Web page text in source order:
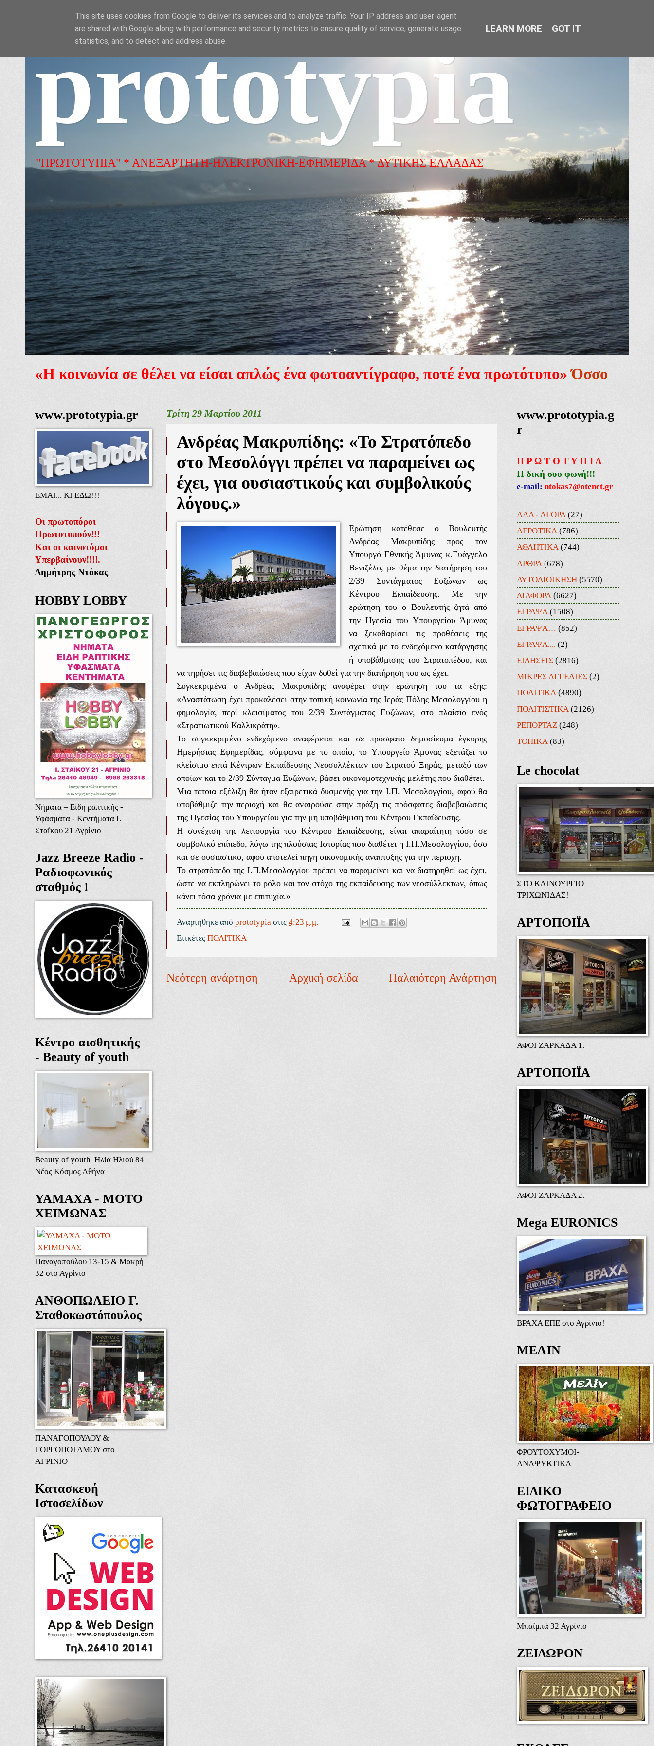
prototypia
"ΠΡΩΤΟΤΥΠΙΑ" * ΑΝΕΞΑΡΤΗΤΗ-ΗΛΕΚΤΡΟΝΙΚΗ-ΕΦΗΜΕΡΙΔΑ * ΔΥΤΙΚΗΣ ΕΛΛΑΔΑΣ
«Η κοινωνία σε θέλει να είσαι απλώς ένα φωτοαντίγραφο, ποτέ ένα πρωτότυπο» Όσσο
Τρίτη 29 Μαρτίου 2011
Ανδρέας Μακρυπίδης: «Το Στρατόπεδο
στο Μεσολόγγι πρέπει να παραμείνει ως
έχει, για ουσιαστικούς και συμβολικούς
λόγους.»
Ερώτηση κατέθεσε ο Βουλευτής
Ανδρέας Μακρυπίδης προς τον
Υπουργό Εθνικής Άμυνας κ.Ευάγγελο
Βενιζέλο, με θέμα την διατήρηση του
2/39 Συντάγματος Ευζώνων ως
Κέντρου Εκπαίδευσης. Με την
ερώτηση του ο Βουλευτής ζητά από
την Ηγεσία του Υπουργείου Άμυνας
να ξεκαθαρίσει τις προθέσεις της
σχετικά με το ενδεχόμενο κατάργησης
ή υποβάθμισης του Στρατοπέδου, και
να τηρήσει τις διαβεβαιώσεις που είχαν δοθεί για την διατήρηση του ως έχει.
Συγκεκριμένα ο Ανδρέας Μακρυπίδης αναφέρει στην ερώτηση του τα εξής:
«Αναστάτωση έχει προκαλέσει στην τοπική κοινωνία της Ιεράς Πόλης Μεσολογγίου η
φημολογία, περί κλεισίματος του 2/39 Συντάγματος Ευζώνων, στο πλαίσιο ενός
«Στρατιωτικού Καλλικράτη».
Το συγκεκριμένο ενδεχόμενο αναφέρεται και σε πρόσφατο δημοσίευμα έγκυρης
Ημερήσιας Εφημερίδας, σύμφωνα με το οποίο, το Υπουργείο Άμυνας εξετάζει το
κλείσιμο επτά Κέντρων Εκπαίδευσης Νεοσυλλέκτων του Στρατού Ξηράς, μεταξύ των
οποίων και το 2/39 Σύνταγμα Ευζώνων, βάσει οικονομοτεχνικής μελέτης που διαθέτει.
Μια τέτοια εξέλιξη θα ήταν εξαιρετικά δυσμενής για την Ι.Π. Μεσολογγίου, αφού θα
υποβάθμιζε την περιοχή και θα αναιρούσε στην πράξη τις πρόσφατες διαβεβαιώσεις
της Ηγεσίας του Υπουργείου για την μη υποβάθμιση του Κέντρου Εκπαίδευσης.
Η συνέχιση της λειτουργία του Κέντρου Εκπαίδευσης, είναι απαραίτητη τόσο σε
συμβολικό επίπεδο, λόγω της πλούσιας Ιστορίας που διαθέτει η Ι.Π.Μεσολογγίου, όσο
και σε ουσιαστικό, αφού αποτελεί πηγή οικονομικής ανάπτυξης για την περιοχή.
Το στρατόπεδο της Ι.Π.Μεσολογγίου πρέπει να παραμείνει και να διατηρηθεί ως έχει,
ώστε να εκπληρώνει το ρόλο και τον στόχο της εκπαίδευσης των νεοσύλλεκτων, όπως
κάνει τόσα χρόνια με επιτυχία.»
Αναρτήθηκε από prototypia στις 4:23 μ.μ.
Ετικέτες ΠΟΛΙΤΙΚΑ
Νεότερη ανάρτηση Παλαιότερη Ανάρτηση
Αρχική σελίδα
www.prototypia.gr
ΕΜΑΙ... ΚΙ ΕΔΩ!!!
Οι πρωτοπόροι
Πρωτοτυπούν!!!
Και οι καινοτόμοι
Υπερβαίνουν!!!!.
Δημήτρης Ντόκας
HOBBY LOBBY
Νήματα – Είδη ραπτικής -
Υφάσματα - Κεντήματα Ι.
Σταΐκου 21 Αγρίνιο
Jazz Breeze Radio -
Ραδιοφωνικός
σταθμός !
Κέντρο αισθητικής
- Beauty of youth
Beauty of youth Ηλία Ηλιού 84
Νέος Κόσμος Αθήνα
ΥΑΜΑΧΑ - ΜΟΤΟ
ΧΕΙΜΩΝΑΣ
Παναγοπούλου 13-15 & Μακρή
32 στο Αγρίνιο
ΑΝΘΟΠΩΛΕΙΟ Γ.
Σταθοκωστόπουλος
ΠΑΝΑΓΟΠΟΥΛΟΥ &
ΓΟΡΓΟΠΟΤΑΜΟΥ στο
ΑΓΡΙΝΙΟ
Κατασκευή
Ιστοσελίδων
www.prototypia.g
r
Π Ρ Ω Τ Ο Τ Υ Π Ι Α
Η δική σου φωνή!!!
e-mail: ntokas7@otenet.gr
ΑΑΑ - ΑΓΟΡΑ (27)
ΑΓΡΟΤΙΚΑ (786)
ΑΘΛΗΤΙΚΑ (744)
ΑΡΘΡΑ (678)
ΑΥΤΟΔΙΟΙΚΗΣΗ (5570)
ΔΙΑΦΟΡΑ (6627)
ΕΓΡΑΨΑ (1508)
ΕΓΡΑΨΑ… (852)
ΕΓΡΑΨΑ.... (2)
ΕΙΔΗΣΕΙΣ (2816)
ΜΙΚΡΕΣ ΑΓΓΕΛΙΕΣ (2)
ΠΟΛΙΤΙΚΑ (4890)
ΠΟΛΙΤΙΣΤΙΚΑ (2126)
ΡΕΠΟΡΤΑΖ (248)
ΤΟΠΙΚΑ (83)
Le chocolat
ΣΤΟ ΚΑΙΝΟΥΡΓΙΟ
ΤΡΙΧΩΝΙΔΑΣ!
ΑΡΤΟΠΟΙΪΑ
ΑΦΟΙ ΖΑΡΚΑΔΑ 1.
ΑΡΤΟΠΟΙΪΑ
ΑΦΟΙ ΖΑΡΚΑΔΑ 2.
Mega EURONICS
ΒΡΑΧΑ ΕΠΕ στο Αγρίνιο!
ΜΕΛΙΝ
ΦΡΟΥΤΟΧΥΜΟΙ-
ΑΝΑΨΥΚΤΙΚΑ
ΕΙΔΙΚΟ
ΦΩΤΟΓΡΑΦΕΙΟ
Μπαϊμπά 32 Αγρίνιο
ΖΕΙΔΩΡΟΝ
This site uses cookies from Google to deliver its services and to analyze traffic. Your IP address and user-agent
are shared with Google along with performance and security metrics to ensure quality of service, generate usage
statistics, and to detect and address abuse.
LEARN MORE GOT IT